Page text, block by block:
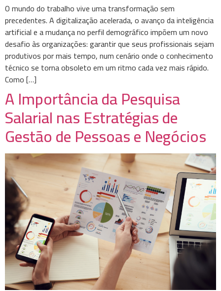
O mundo do trabalho vive uma transformação sem
precedentes. A digitalização acelerada, o avanço da inteligência
artificial e a mudança no perfil demográfico impõem um novo
desafio às organizações: garantir que seus profissionais sejam
produtivos por mais tempo, num cenário onde o conhecimento
técnico se torna obsoleto em um ritmo cada vez mais rápido.
Como […]
A Importância da Pesquisa
Salarial nas Estratégias de
Gestão de Pessoas e Negócios